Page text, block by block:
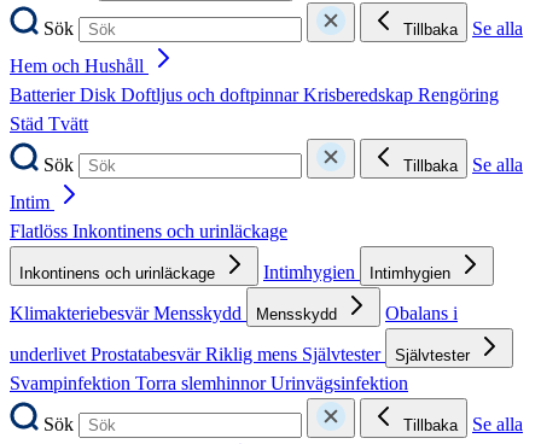
Sök
Tillbaka
Se alla
Hem och Hushåll
BatterierDisk Doftljus och doftpinnarKrisberedskap Rengöring
Städ Tvätt
Sök
Tillbaka
Se alla
Intim
Flatlöss Inkontinens och urinläckage
Inkontinens och urinläckage Intimhygien Intimhygien
KlimakteriebesvärMensskydd Mensskydd
Obalans i
underlivetProstatabesvärRiklig mens Självtester Självtester
Svampinfektion Torra slemhinnorUrinvägsinfektion
Sök
Tillbaka
Se alla